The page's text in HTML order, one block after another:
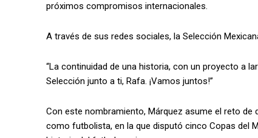
próximos compromisos internacionales.
A través de sus redes sociales, la Selección
“La continuidad de una historia, con un proyecto a
Selección junto a ti, Rafa. ¡Vamos juntos!”
Con este nombramiento, Márquez asume el reto
como futbolista, en la que disputó cinco Copas del